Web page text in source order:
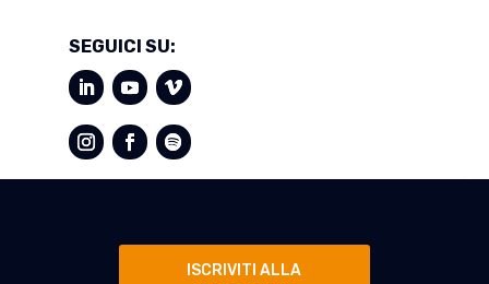
SEGUICI SU:
ISCRIVITI ALLA